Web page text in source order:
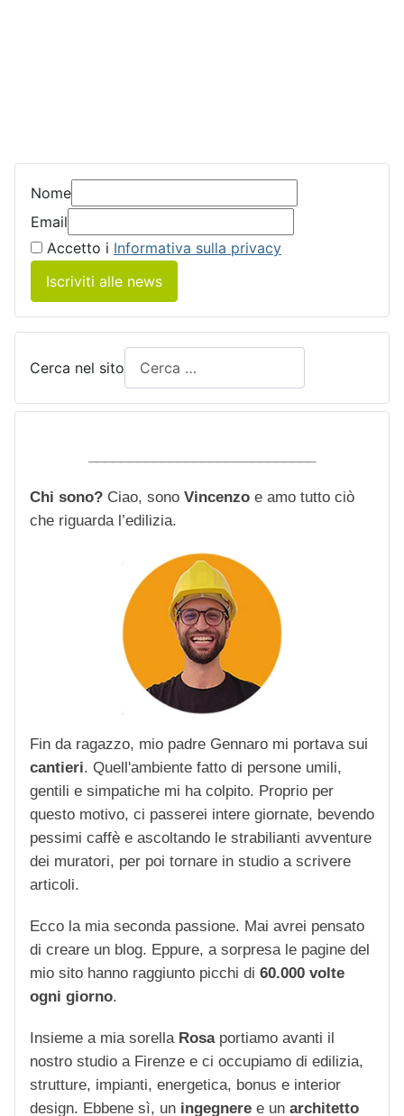
Nome
Email
Accetto i Informativa sulla privacy
Iscriviti alle news
Cerca nel sito
Chi sono? Ciao, sono Vincenzo e amo tutto ciò
che riguarda l’edilizia.
Fin da ragazzo, mio padre Gennaro mi portava sui
cantieri. Quell'ambiente fatto di persone umili,
gentili e simpatiche mi ha colpito. Proprio per
questo motivo, ci passerei intere giornate, bevendo
pessimi caffè e ascoltando le strabilianti avventure
dei muratori, per poi tornare in studio a scrivere
articoli.
Ecco la mia seconda passione. Mai avrei pensato
di creare un blog. Eppure, a sorpresa le pagine del
mio sito hanno raggiunto picchi di 60.000 volte
ogni giorno.
Insieme a mia sorella Rosaportiamo avanti il
nostro studio a Firenze e ci occupiamo di edilizia,
strutture, impianti, energetica, bonus e interior
design. Ebbene sì, un ingegnere e un architetto